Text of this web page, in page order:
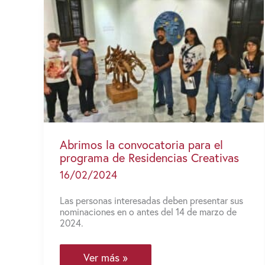
Abrimos la convocatoria para el
programa de Residencias Creativas
16/02/2024
Las personas interesadas deben presentar sus
nominaciones en o antes del 14 de marzo de
2024.
Abrimos
Ver más »